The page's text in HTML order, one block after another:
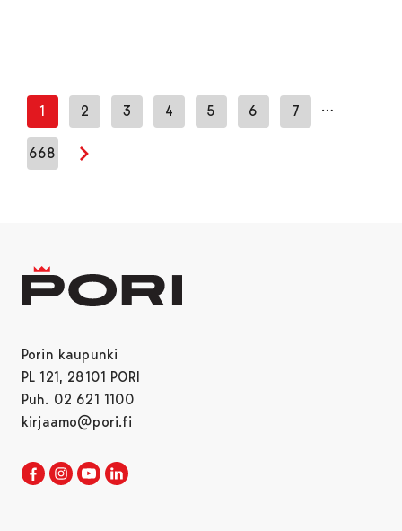
1 2 3 4 5 6 7 …
668
Porin kaupunki
PL 121, 28101 PORI
Puh. 02 621 1100
kirjaamo@pori.fi
Porin kaupunki Facebookissa
Avautuu uudessa välilehdessä
Porin kaupunki Instagramissa
Avautuu uudessa välilehdessä
Porin kaupunki Youtubessa
Avautuu uudessa välilehdessä